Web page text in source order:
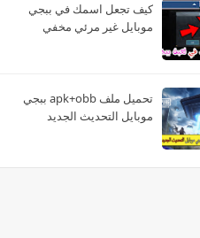
كيف تجعل اسمك في ببجي
موبايل غير مرئي مخفي
تحميل ملف apk+obb ببجي
موبايل التحديث الجديد